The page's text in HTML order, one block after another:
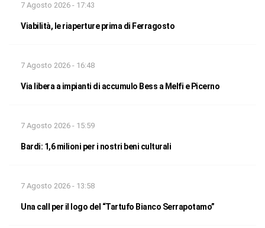
7 Agosto 2026 - 17:43
Viabilità, le riaperture prima di Ferragosto
7 Agosto 2026 - 16:48
Via libera a impianti di accumulo Bess a Melfi e Picerno
7 Agosto 2026 - 15:59
Bardi: 1,6 milioni per i nostri beni culturali
7 Agosto 2026 - 13:58
Una call per il logo del “Tartufo Bianco Serrapotamo”